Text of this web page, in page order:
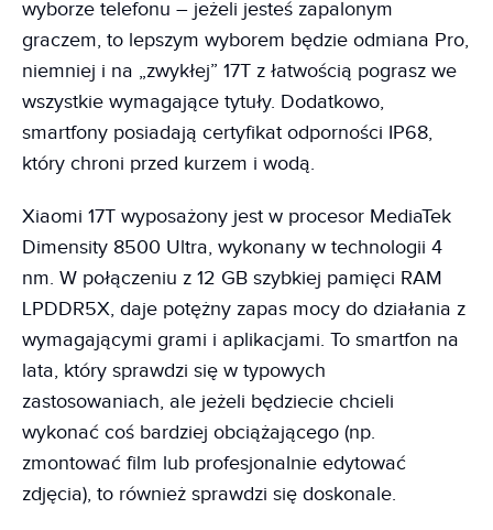
wyborze telefonu – jeżeli jesteś zapalonym
graczem, to lepszym wyborem będzie odmiana Pro,
niemniej i na „zwykłej” 17T z łatwością pograsz we
wszystkie wymagające tytuły. Dodatkowo,
smartfony posiadają certyfikat odporności IP68,
który chroni przed kurzem i wodą.
Xiaomi 17T wyposażony jest w procesor MediaTek
Dimensity 8500 Ultra, wykonany w technologii 4
nm. W połączeniu z 12 GB szybkiej pamięci RAM
LPDDR5X, daje potężny zapas mocy do działania z
wymagającymi grami i aplikacjami. To smartfon na
lata, który sprawdzi się w typowych
zastosowaniach, ale jeżeli będziecie chcieli
wykonać coś bardziej obciążającego (np.
zmontować film lub profesjonalnie edytować
zdjęcia), to również sprawdzi się doskonale.